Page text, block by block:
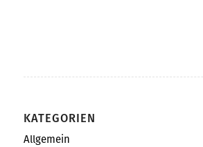
KATEGORIEN
Allgemein